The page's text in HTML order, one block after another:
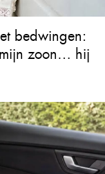
bedwingen:
zoon… hij